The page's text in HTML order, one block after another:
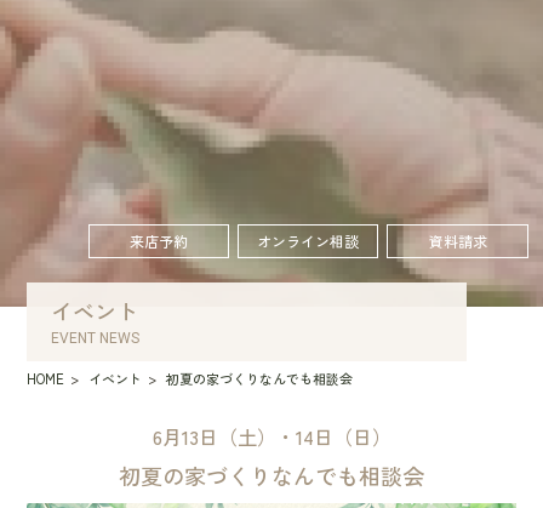
来店予約 オンライン相談 資料請求
イベント
EVENT NEWS
HOME イベント 初夏の家づくりなんでも相談会
6月13日（土）・14日（日）
初夏の家づくりなんでも相談会